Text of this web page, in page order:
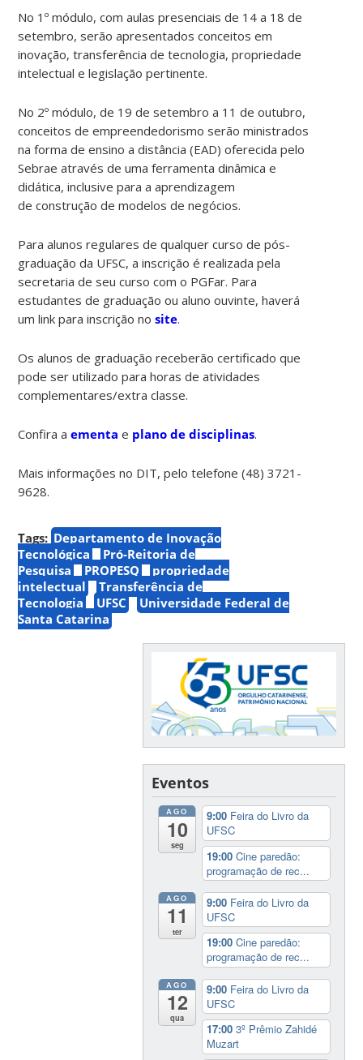
No 1º módulo, com aulas presenciais de 14 a 18 de
setembro, serão apresentados conceitos em
inovação, transferência de tecnologia, propriedade
intelectual e legislação pertinente.
No 2º módulo, de 19 de setembro a 11 de outubro,
conceitos de empreendedorismo serão ministrados
na forma de ensino a distância (EAD) oferecida pelo
Sebrae através de uma ferramenta dinâmica e
didática, inclusive para a aprendizagem
de construção de modelos de negócios.
Para alunos regulares de qualquer curso de pós-
graduação da UFSC, a inscrição é realizada pela
secretaria de seu curso com o PGFar. Para
estudantes de graduação ou aluno ouvinte, haverá
um link para inscrição nosite.
Os alunos de graduação receberão certificado que
pode ser utilizado para horas de atividades
complementares/extra classe.
Confira aementae plano de disciplinas.
Mais informações no DIT, pelo telefone (48) 3721-
9628.
Tags: Departamento de Inovação
Tecnológica
Pró-Reitoria de
Pesquisa
PROPESQ
propriedade
intelectual
Transferência de
Tecnologia
UFSC
Universidade Federal de
Santa Catarina
Eventos
AGO
10
seg
9:00 Feira do Livro da
UFSC
19:00Cine paredão:
programação de rec...
AGO
11
ter
9:00 Feira do Livro da
UFSC
19:00Cine paredão:
programação de rec...
AGO
12
qua
9:00 Feira do Livro da
UFSC
17:003º Prêmio Zahidé
Muzart